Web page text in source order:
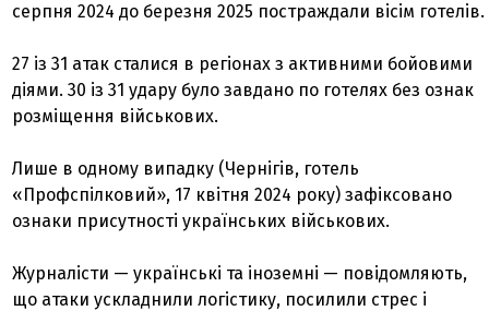
серпня 2024 до березня 2025 постраждали вісім готелів.
27 із 31 атак сталися в регіонах з активними бойовими
діями. 30 із 31 удару було завдано по готелях без ознак
розміщення військових.
Лише в одному випадку (Чернігів, готель
«Профспілковий», 17 квітня 2024 року) зафіксовано
ознаки присутності українських військових.
Журналісти — українські та іноземні — повідомляють,
що атаки ускладнили логістику, посилили стрес і